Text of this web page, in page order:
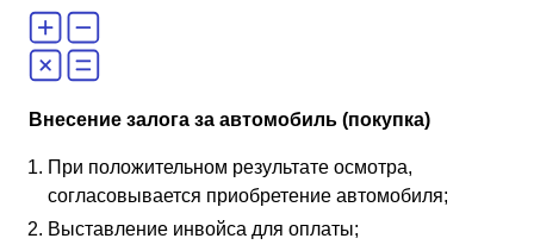
Внесение залога за автомобиль (покупка)
При положительном результате осмотра,
согласовывается приобретение автомобиля;
Выставление инвойса для оплаты;